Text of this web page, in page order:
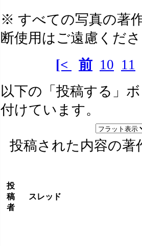
※ すべての写真の著
断使用はご遠慮くだ
[<
前 10 11
以下の「投稿する」
付けています。
投稿された内容の著
投
稿
者
スレッド